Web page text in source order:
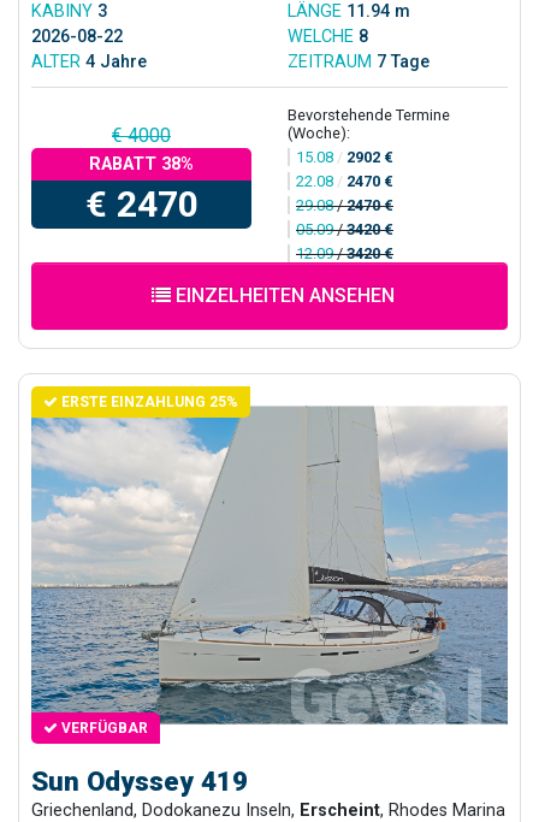
KABINY 3 LÄNGE 11.94 m
2026-08-22
WELCHE 8
ALTER 4 Jahre ZEITRAUM 7 Tage
€ 4000
RABATT 38%
€ 2470
Bevorstehende Termine
(Woche):
15.08 / 2902 €
22.08 / 2470 €
29.08/2470 €
05.09/3420 €
12.09/3420 €
EINZELHEITEN ANSEHEN
ERSTE EINZAHLUNG 25%
VERFÜGBAR
Sun Odyssey 419
Griechenland, Dodokanezu Inseln, Erscheint, Rhodes Marina